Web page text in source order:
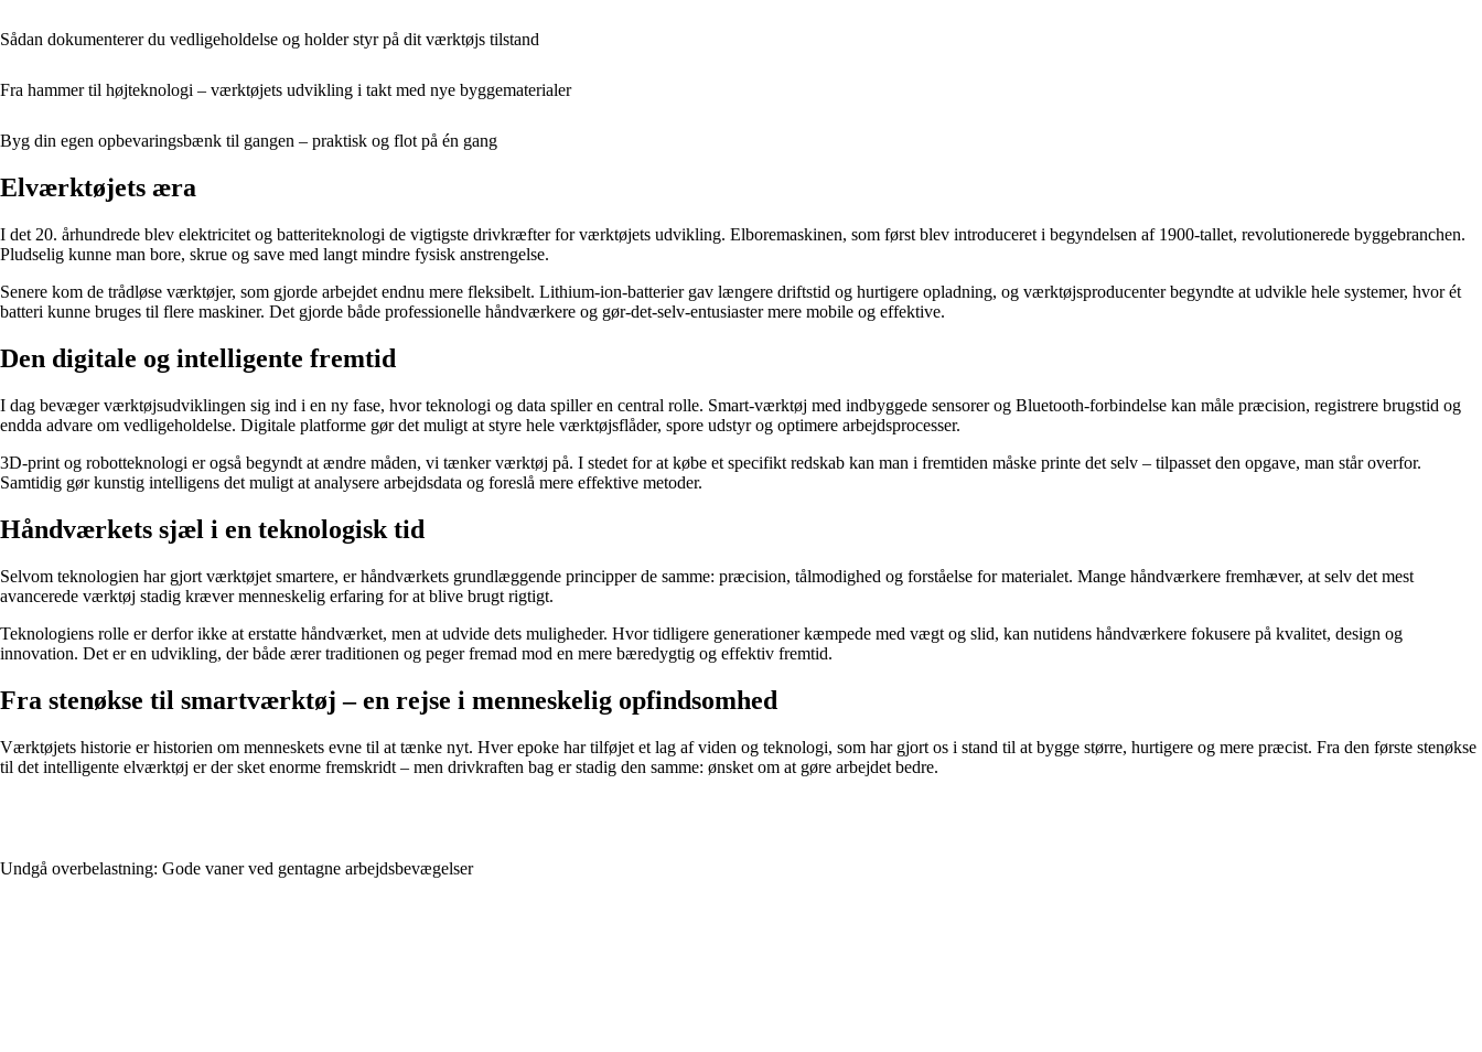
Sådan dokumenterer du vedligeholdelse og holder styr på dit værktøjs tilstand
Fra hammer til højteknologi – værktøjets udvikling i takt med nye byggematerialer
Byg din egen opbevaringsbænk til gangen – praktisk og flot på én gang
Elværktøjets æra
I det 20. århundrede blev elektricitet og batteriteknologi de vigtigste drivkræfter for værktøjets udvikling. Elboremaskinen, som først blev introduceret i begyndelsen af 1900-tallet, revolutionerede byggebranchen.
Pludselig kunne man bore, skrue og save med langt mindre fysisk anstrengelse.
Senere kom de trådløse værktøjer, som gjorde arbejdet endnu mere fleksibelt. Lithium-ion-batterier gav længere driftstid og hurtigere opladning, og værktøjsproducenter begyndte at udvikle hele systemer, hvor ét
batteri kunne bruges til flere maskiner. Det gjorde både professionelle håndværkere og gør-det-selv-entusiaster mere mobile og effektive.
Den digitale og intelligente fremtid
I dag bevæger værktøjsudviklingen sig ind i en ny fase, hvor teknologi og data spiller en central rolle. Smart-værktøj med indbyggede sensorer og Bluetooth-forbindelse kan måle præcision, registrere brugstid og
endda advare om vedligeholdelse. Digitale platforme gør det muligt at styre hele værktøjsflåder, spore udstyr og optimere arbejdsprocesser.
3D-print og robotteknologi er også begyndt at ændre måden, vi tænker værktøj på. I stedet for at købe et specifikt redskab kan man i fremtiden måske printe det selv – tilpasset den opgave, man står overfor.
Samtidig gør kunstig intelligens det muligt at analysere arbejdsdata og foreslå mere effektive metoder.
Håndværkets sjæl i en teknologisk tid
Selvom teknologien har gjort værktøjet smartere, er håndværkets grundlæggende principper de samme: præcision, tålmodighed og forståelse for materialet. Mange håndværkere fremhæver, at selv det mest
avancerede værktøj stadig kræver menneskelig erfaring for at blive brugt rigtigt.
Teknologiens rolle er derfor ikke at erstatte håndværket, men at udvide dets muligheder. Hvor tidligere generationer kæmpede med vægt og slid, kan nutidens håndværkere fokusere på kvalitet, design og
innovation. Det er en udvikling, der både ærer traditionen og peger fremad mod en mere bæredygtig og effektiv fremtid.
Fra stenøkse til smartværktøj – en rejse i menneskelig opfindsomhed
Værktøjets historie er historien om menneskets evne til at tænke nyt. Hver epoke har tilføjet et lag af viden og teknologi, som har gjort os i stand til at bygge større, hurtigere og mere præcist. Fra den første stenøkse
til det intelligente elværktøj er der sket enorme fremskridt – men drivkraften bag er stadig den samme: ønsket om at gøre arbejdet bedre.
Undgå overbelastning: Gode vaner ved gentagne arbejdsbevægelser